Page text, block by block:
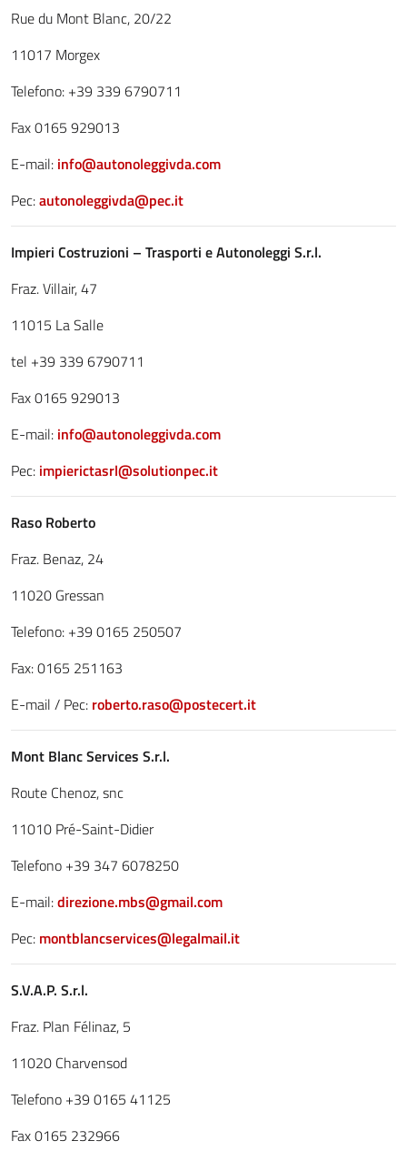
Rue du Mont Blanc, 20/22
11017 Morgex
Telefono: +39 339 6790711
Fax 0165 929013
E-mail: info@autonoleggivda.com
Pec:autonoleggivda@pec.it
Impieri Costruzioni – Trasporti e Autonoleggi S.r.l.
Fraz. Villair, 47
11015 La Salle
tel +39 339 6790711
Fax 0165 929013
E-mail: info@autonoleggivda.com
Pec: impierictasrl@solutionpec.it
Raso Roberto
Fraz. Benaz, 24
11020 Gressan
Telefono: +39 0165 250507
Fax: 0165 251163
E-mail / Pec: roberto.raso@postecert.it
Mont Blanc Services S.r.l.
Route Chenoz, snc
11010 Pré-Saint-Didier
Telefono +39 347 6078250
E-mail:direzione.mbs@gmail.com
Pec: montblancservices@legalmail.it
S.V.A.P. S.r.l.
Fraz. Plan Félinaz, 5
11020 Charvensod
Telefono +39 0165 41125
Fax 0165 232966